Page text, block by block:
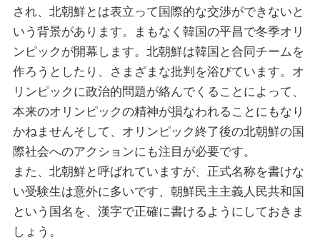
され、北朝鮮とは表立って国際的な交渉ができないと
いう背景があります。まもなく韓国の平昌で冬季オリ
ンピックが開幕します。北朝鮮は韓国と合同チームを
作ろうとしたり、さまざまな批判を浴びています。オ
リンピックに政治的問題が絡んでくることによって、
本来のオリンピックの精神が損なわれることにもなり
かねませんそして、オリンピック終了後の北朝鮮の国
際社会へのアクションにも注目が必要です。
また、北朝鮮と呼ばれていますが、正式名称を書けな
い受験生は意外に多いです、朝鮮民主主義人民共和国
という国名を、漢字で正確に書けるようにしておきま
しょう。